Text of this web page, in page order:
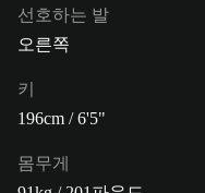
선호하는 발
오른쪽
키
196cm / 6'5"
몸무게